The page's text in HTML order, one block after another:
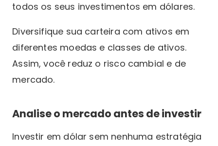
todos os seus investimentos em dólares.
Diversifique sua carteira com ativos em
diferentes moedas e classes de ativos.
Assim, você reduz o risco cambial e de
mercado.
Analise o mercado antes de investir
Investir em dólar sem nenhuma estratégia